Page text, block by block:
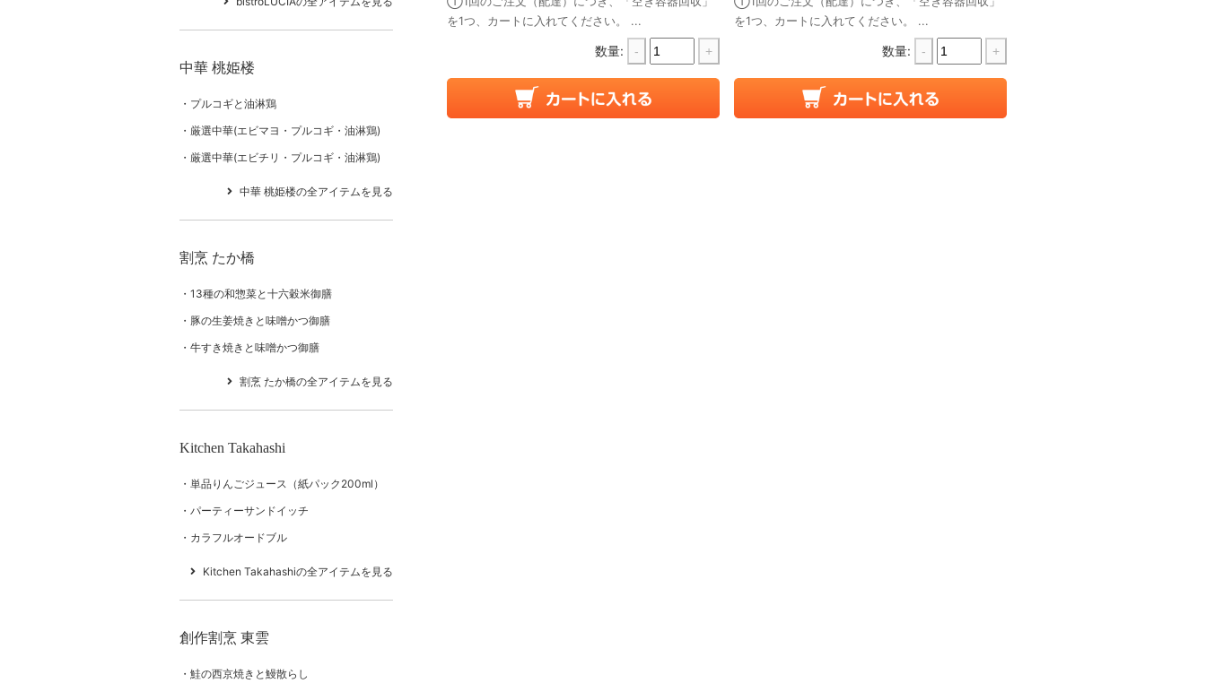
を1つ、カートに入れてください。 ...
数量: - +
を1つ、カートに入れてください。 ...
数量: - +
中華 桃姫楼
プルコギと油淋鶏
厳選中華(エビマヨ・プルコギ・油淋鶏)
厳選中華(エビチリ・プルコギ・油淋鶏)
中華 桃姫楼の全アイテムを見る
割烹 たか橋
13種の和惣菜と十六穀米御膳
豚の生姜焼きと味噌かつ御膳
牛すき焼きと味噌かつ御膳
割烹 たか橋の全アイテムを見る
Kitchen Takahashi
単品りんごジュース（紙パック200ml）
パーティーサンドイッチ
カラフルオードブル
Kitchen Takahashiの全アイテムを見る
創作割烹 東雲
鮭の西京焼きと鰻散らし